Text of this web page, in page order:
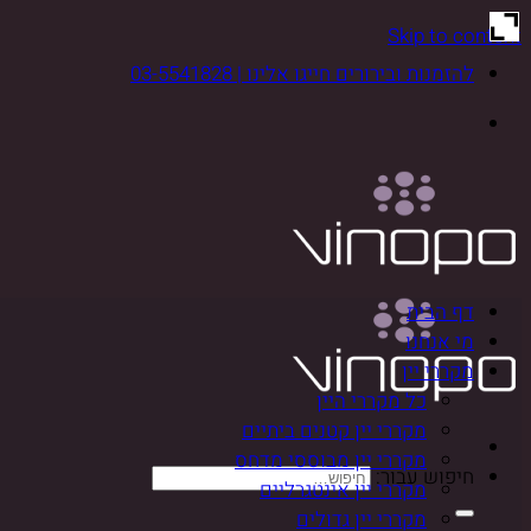
Skip to content
להזמנות ובירורים חייגו אלינו | 03-5541828
חיפוש עבור:
דף הבית
מי אנחנו
מקררי יין
כל מקררי היין
מקררי יין קטנים ביתיים
מקררי יין מבוססי מדחס
מקררי יין אינטגרליים
מקררי יין גדולים